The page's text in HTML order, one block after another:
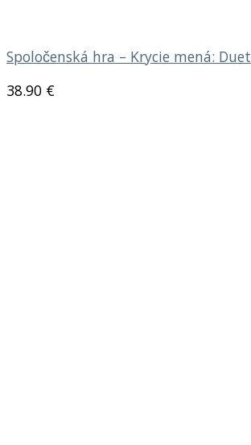
Spoločenská hra – Krycie mená: Duet
38.90 €